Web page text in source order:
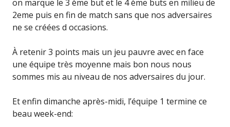
on marque le 3 ème but et le 4 ème buts en milieu de
2eme puis en fin de match sans que nos adversaires
ne se créées d occasions.
À retenir 3 points mais un jeu pauvre avec en face
une équipe très moyenne mais bon nous nous
sommes mis au niveau de nos adversaires du jour.
Et enfin dimanche après-midi, l’équipe 1 termine ce
beau week-end: